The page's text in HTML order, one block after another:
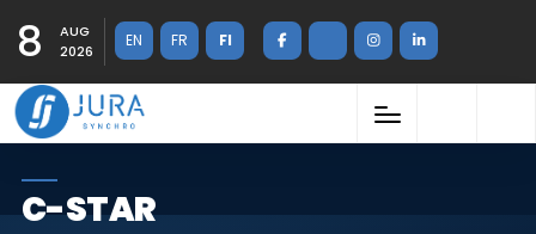
8
AUG
2026
EN FR FI
C-STAR